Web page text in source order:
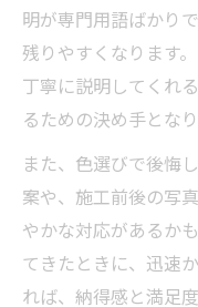
明が専門用語ばかり
残りやすくなります
丁寧に説明してくれ
るための決め手となり
また、色選びで後悔
案や、施工前後の写
やかな対応があるか
てきたときに、迅速
れば、納得感と満足